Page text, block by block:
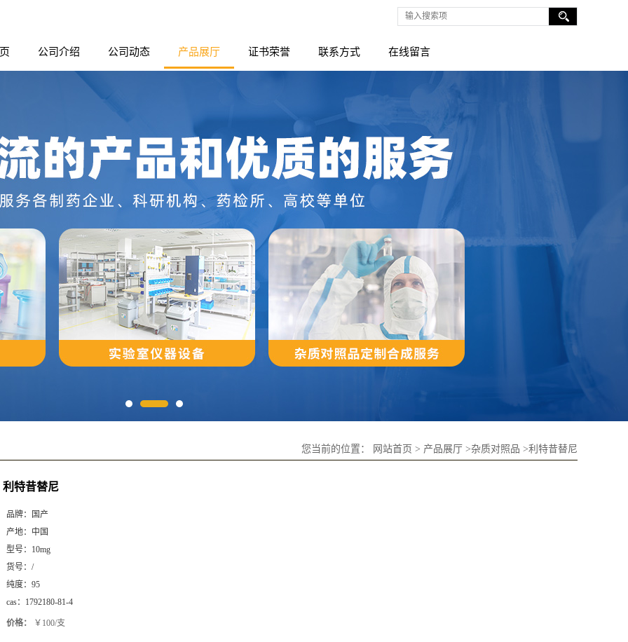
公司介绍 公司动态 产品展厅 证书荣誉 联系方式 在线留言
您当前的位置： 网站首页 > 产品展厅 >杂质对照品 >利特昔替尼
利特昔替尼
品牌：
国产
产地： 中国
型号： 10mg
货号： /
纯度： 95
cas： 1792180-81-4
价格： ￥100/支